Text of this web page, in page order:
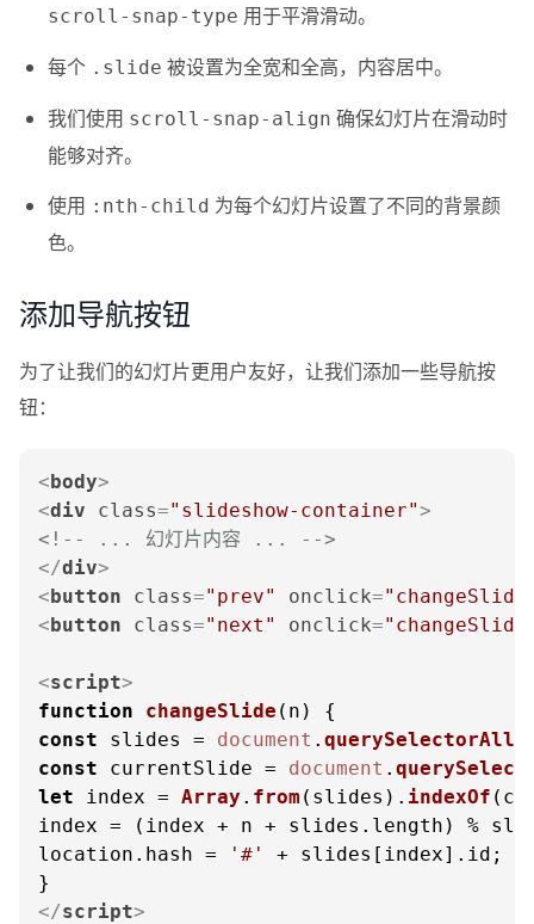
scroll-snap-type 用于平滑滑动。
每个 .slide 被设置为全宽和全高，内容居中。
我们使用 scroll-snap-align 确保幻灯片在滑动时
能够对齐。
使用 :nth-child 为每个幻灯片设置了不同的背景颜
色。
添加导航按钮
为了让我们的幻灯片更用户友好，让我们添加一些导航按
钮：
<body>
<div class="slideshow-container">
<!-- ... 幻灯片内容 ... -->
</div>
<button class="prev" onclick=
<button class="next" onclick=
<script>
function
changeSlide ( n
const slides = document . querySelectorAll
const currentSlide = document .
let index = Array . from (slides). indexOf
index = (index + n + slides. length ) %
location. hash = '#' + slides[index]. id ;
</script>